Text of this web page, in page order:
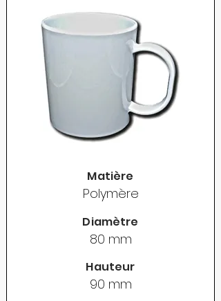
Matière
Polymère
Diamètre
80 mm
Hauteur
90 mm